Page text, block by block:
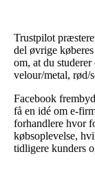
Trustpilot
del øvrige
om, at du
velour/metal, rød/
Facebook
få en idé om e-
forhandlere hvor
købsoplevelse,
tidligere kunders